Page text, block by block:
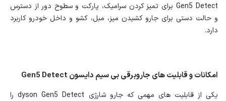
Gen5 Detect برای تمیز کردن سرامیک، پارکت و سطوح دور از دسترس
و حالت دستی برای جارو کشیدن میز، مبل، کشو و داخل خودرو کاربرد
دارد.
امکانات و قابلیت های جاروبرقی بی سیم دایسون Gen5 Detect
یکی از قابلیت های مهمی که جارو شارژی dyson Gen5 Detect را